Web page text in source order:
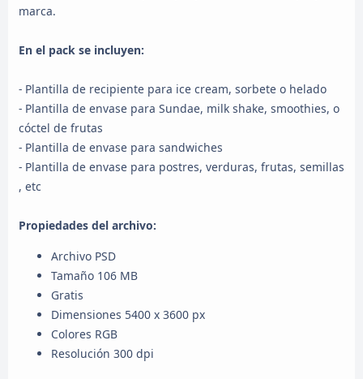
marca.
En el pack se incluyen:
- Plantilla de recipiente para ice cream, sorbete o helado
- Plantilla de envase para Sundae, milk shake, smoothies, o
cóctel de frutas
- Plantilla de envase para sandwiches
- Plantilla de envase para postres, verduras, frutas, semillas
, etc
Propiedades del archivo:
Archivo PSD
Tamaño 106 MB
Gratis
Dimensiones 5400 x 3600 px
Colores RGB
Resolución 300 dpi